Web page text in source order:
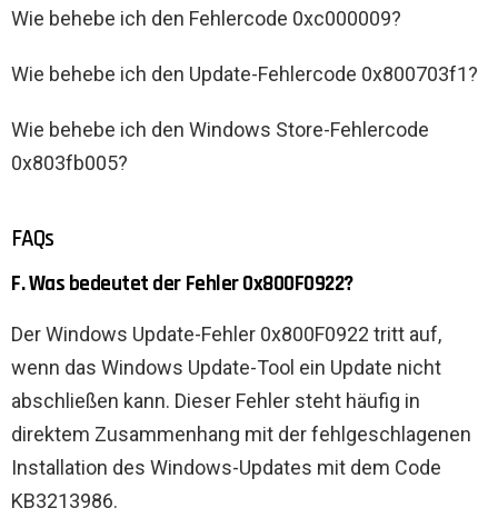
Wie behebe ich den Fehlercode 0xc000009?
Wie behebe ich den Update-Fehlercode 0x800703f1?
Wie behebe ich den Windows Store-Fehlercode
0x803fb005?
FAQs
F. Was bedeutet der Fehler 0x800F0922?
Der Windows Update-Fehler 0x800F0922 tritt auf,
wenn das Windows Update-Tool ein Update nicht
abschließen kann. Dieser Fehler steht häufig in
direktem Zusammenhang mit der fehlgeschlagenen
Installation des Windows-Updates mit dem Code
KB3213986.